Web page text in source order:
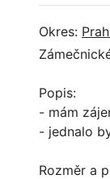
Okres:
Popis:
- mám
- jednalo
Rozměr a